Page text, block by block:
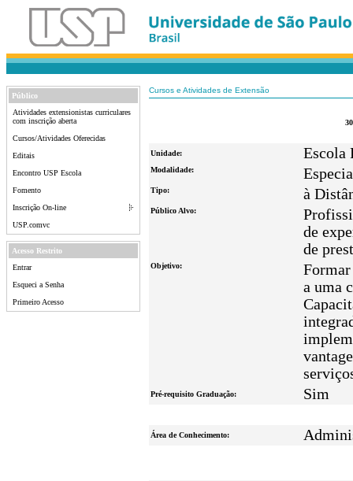
Público
Atividades extensionistas curriculares
com inscrição aberta
Cursos/Atividades Oferecidas
Editais
Encontro USP Escola
Fomento
Inscrição On-line
USP.comvc
Acesso Restrito
Entrar
Esqueci a Senha
Primeiro Acesso
Cursos e Atividades de Extensão
Unidade: Escola
Modalidade:
Tipo: à
Público Alvo:
de
de
Objetivo:
Formar
a uma
Pré-requisito Graduação: Sim
Área de Conhecimento: